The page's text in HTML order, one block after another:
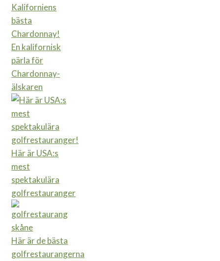
En kalifornisk
pärla för
Chardonnay-
älskaren
Här är USA:s
mest
spektakulära
golfrestauranger
Här är de bästa
golfrestaurangerna